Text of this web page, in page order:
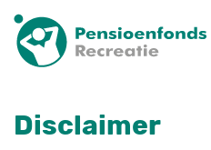
en
naar
inhoud
Disclaimer